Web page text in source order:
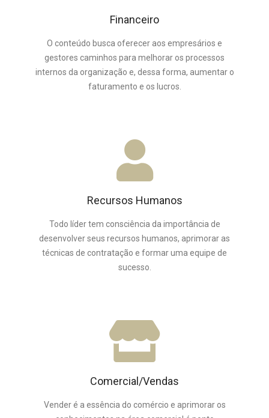
Financeiro
O conteúdo busca oferecer aos empresários e
gestores caminhos para melhorar os processos
internos da organização e, dessa forma, aumentar o
faturamento e os lucros.
Recursos Humanos
Todo líder tem consciência da importância de
desenvolver seus recursos humanos, aprimorar as
técnicas de contratação e formar uma equipe de
sucesso.
Comercial/Vendas
Vender é a essência do comércio e aprimorar os